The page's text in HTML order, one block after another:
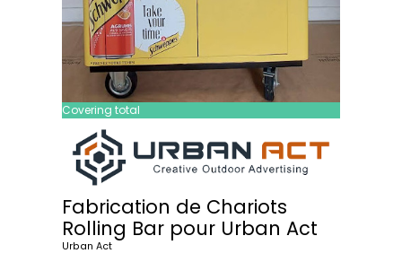
Covering total
Fabrication de Chariots
Rolling Bar pour Urban Act
Urban Act